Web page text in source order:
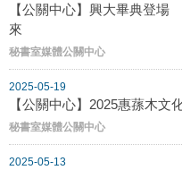
【公關中心】興大畢典登
來
秘書室媒體公關中心
2025-05-19
【公關中心】2025惠蓀木文
秘書室媒體公關中心
2025-05-13